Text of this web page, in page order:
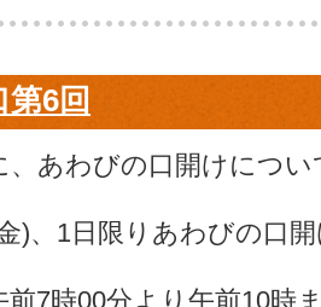
6回
、あわびの口開けにつ
)、1日限りあわびの口
前7時00分より午前10時